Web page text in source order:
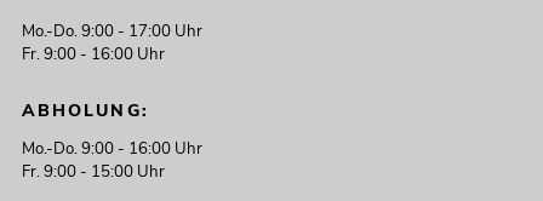
Mo.-Do. 9:00 - 17:00 Uhr
Fr. 9:00 - 16:00 Uhr
ABHOLUNG:
Mo.-Do. 9:00 - 16:00 Uhr
Fr. 9:00 - 15:00 Uhr